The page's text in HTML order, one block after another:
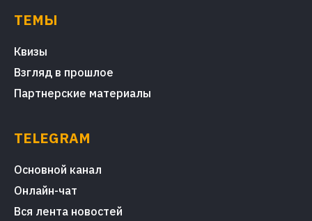
ТЕМЫ
Квизы
Взгляд в прошлое
Партнерские материалы
TELEGRAM
Основной канал
Онлайн-чат
Вся лента новостей